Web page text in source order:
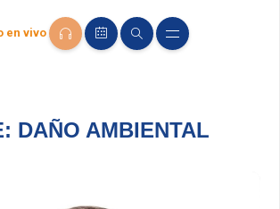
en vivo
DAÑO AMBIENTAL